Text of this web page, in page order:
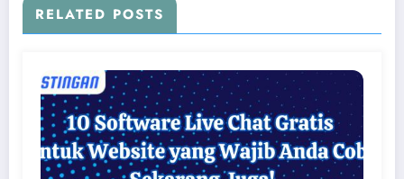
RELATED POSTS